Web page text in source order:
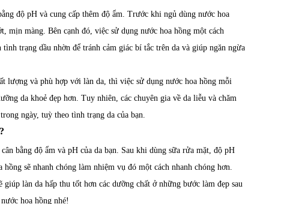
độ pH và cung cấp thêm độ ẩm. Trước khi ngủ dùng nước hoa
mịn màng. Bên cạnh đó, việc sử dụng nước hoa hồng một cách
trạng dầu nhờn để tránh cảm giác bí tắc trên da và giúp ngăn ngừa
lượng và phù hợp với làn da, thì việc sử dụng nước hoa hồng mỗi
da khoẻ đẹp hơn. Tuy nhiên, các chuyên gia về da liễu và chăm
ngày, tuỳ theo tình trạng da của bạn.
bằng độ ẩm và pH của da bạn. Sau khi dùng sữa rửa mặt, độ pH
sẽ nhanh chóng làm nhiệm vụ đó một cách nhanh chóng hơn.
làn da hấp thu tốt hơn các dưỡng chất ở những bước làm đẹp sau
hoa hồng nhé!